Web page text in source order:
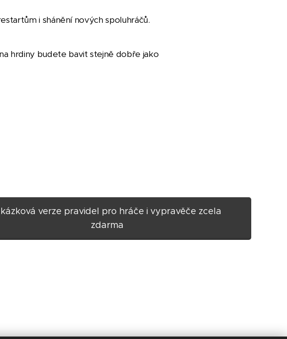
i shánění nových spoluhráčů.
hrdiny budete bavit stejně dobře jako
verze pravidel pro hráče i vypravěče zcela
zdarma